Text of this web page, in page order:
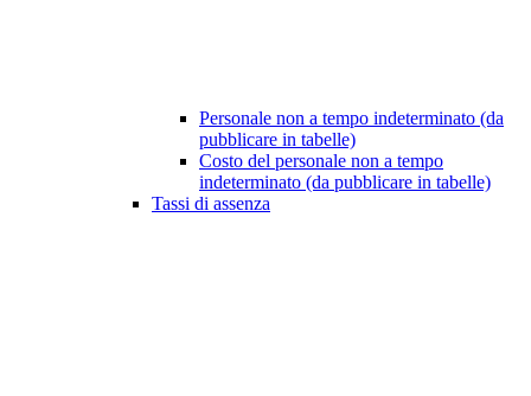
Personale non a tempo indeterminato (da
pubblicare in tabelle)
Costo del personale non a tempo
indeterminato (da pubblicare in tabelle)
Tassi di assenza